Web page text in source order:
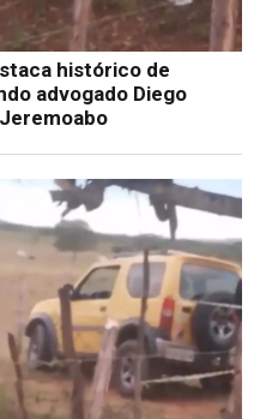
histórico de
advogado Diego